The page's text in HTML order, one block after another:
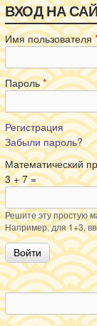
ВХОД НА
Имя пользователя
Пароль*
Регистрация
Забыли пароль?
Математический
3 + 7 =
Решите эту простую
Например, для 1+3,
Форма